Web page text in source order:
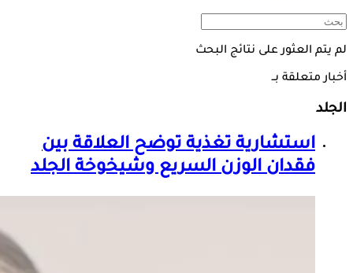
لم يتم العثور على نتائج البحث
أخبار متعلقة بــ
الجلد
استشارية تغذية توضح العلاقة بين
فقدان الوزن السريع وشيخوخةالجلد